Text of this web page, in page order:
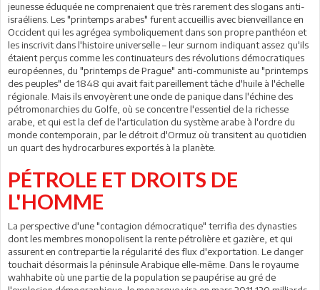
jeunesse éduquée ne comprenaient que très rarement des slogans anti-
israéliens. Les "printemps arabes" furent accueillis avec bienveillance en
Occident qui les agrégea symboliquement dans son propre panthéon et
les inscrivit dans l'histoire universelle – leur surnom indiquant assez qu'ils
étaient perçus comme les continuateurs des révolutions démocratiques
européennes, du "printemps de Prague" anti-communiste au "printemps
des peuples" de 1848 qui avait fait pareillement tâche d'huile à l'échelle
régionale. Mais ils envoyèrent une onde de panique dans l'échine des
pétromonarchies du Golfe, où se concentre l'essentiel de la richesse
arabe, et qui est la clef de l'articulation du système arabe à l'ordre du
monde contemporain, par le détroit d'Ormuz où transitent au quotidien
un quart des hydrocarbures exportés à la planète.
PÉTROLE ET DROITS DE
L'HOMME
La perspective d'une "contagion démocratique" terrifia des dynasties
dont les membres monopolisent la rente pétrolière et gazière, et qui
assurent en contrepartie la régularité des flux d'exportation. Le danger
touchait désormais la péninsule Arabique elle-même. Dans le royaume
wahhabite où une partie de la population se paupérise au gré de